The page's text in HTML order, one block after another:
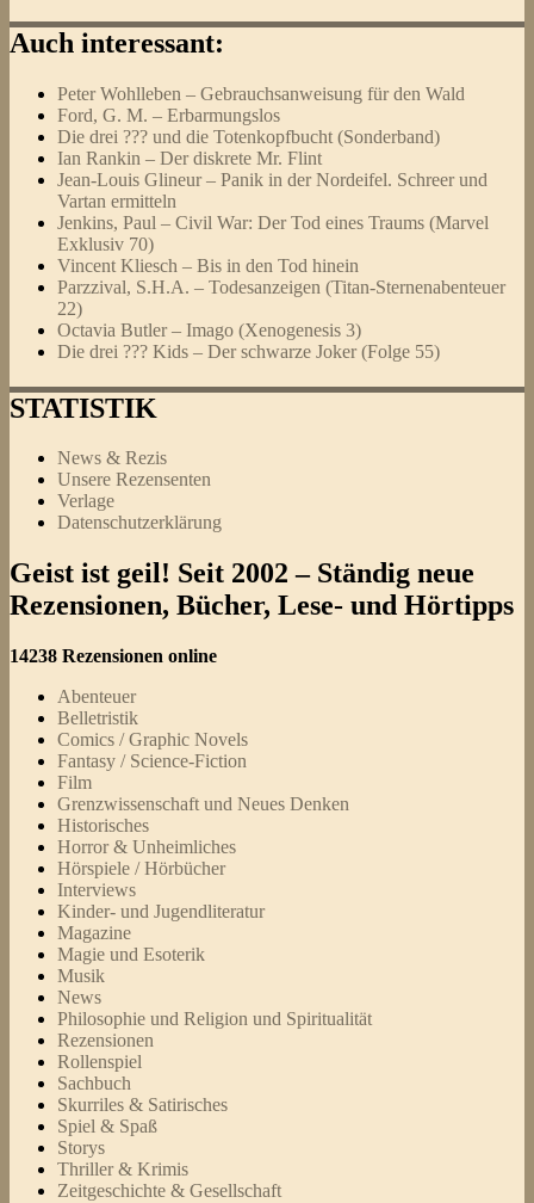
Auch interessant:
Peter Wohlleben – Gebrauchsanweisung für den Wald
Ford, G. M. – Erbarmungslos
Die drei ??? und die Totenkopfbucht (Sonderband)
Ian Rankin – Der diskrete Mr. Flint
Jean-Louis Glineur – Panik in der Nordeifel. Schreer und
Vartan ermitteln
Jenkins, Paul – Civil War: Der Tod eines Traums (Marvel
Exklusiv 70)
Vincent Kliesch – Bis in den Tod hinein
Parzzival, S.H.A. – Todesanzeigen (Titan-Sternenabenteuer
22)
Octavia Butler – Imago (Xenogenesis 3)
Die drei ??? Kids – Der schwarze Joker (Folge 55)
STATISTIK
News & Rezis
Unsere Rezensenten
Verlage
Datenschutzerklärung
Geist ist geil! Seit 2002 – Ständig neue
Rezensionen, Bücher, Lese- und Hörtipps
14238 Rezensionen online
Abenteuer
Belletristik
Comics / Graphic Novels
Fantasy / Science-Fiction
Film
Grenzwissenschaft und Neues Denken
Historisches
Horror & Unheimliches
Hörspiele / Hörbücher
Interviews
Kinder- und Jugendliteratur
Magazine
Magie und Esoterik
Musik
News
Philosophie und Religion und Spiritualität
Rezensionen
Rollenspiel
Sachbuch
Skurriles & Satirisches
Spiel & Spaß
Storys
Thriller & Krimis
Zeitgeschichte & Gesellschaft